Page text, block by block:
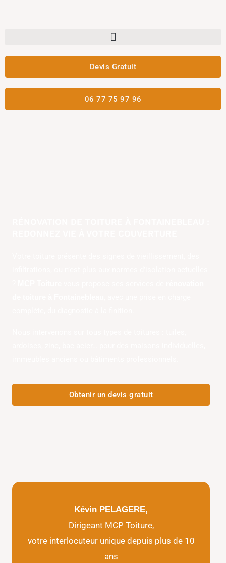
Devis Gratuit
06 77 75 97 96
Obtenir un devis gratuit
Kévin PELAGERE,
Dirigeant MCP Toiture,
votre interlocuteur unique depuis plus de 10
ans